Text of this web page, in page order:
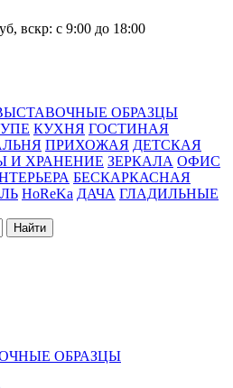
вскр: с 9:00 до 18:00
ОБРАЗЦЫ
КУХНЯ ГОСТИНАЯ
ПРИХОЖАЯ ДЕТСКАЯ
И ХРАНЕНИЕ ЗЕРКАЛА ОФИС
БЕСКАРКАСНАЯ
HoReKa ДАЧА ГЛАДИЛЬНЫЕ
Найти
ОБРАЗЦЫ